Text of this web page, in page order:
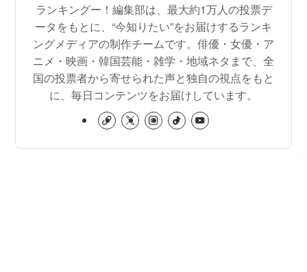
ランキングー！編集部は、最大約1万人の投票デ
ータをもとに、“今知りたい”をお届けするランキ
ングメディアの制作チームです。俳優・女優・ア
ニメ・映画・韓国芸能・雑学・地域ネタまで、全
国の投票者から寄せられた声と独自の視点をもと
に、毎日コンテンツをお届けしています。